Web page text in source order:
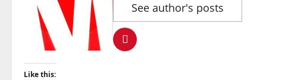
See author's posts
Like this: